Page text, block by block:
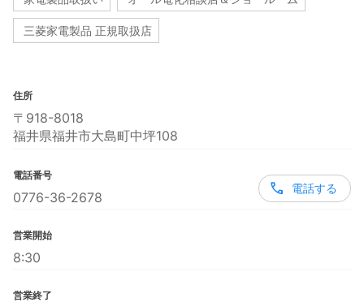
三菱家電製品 正規取扱店
住所
〒918-8018
福井県福井市大島町中坪108
電話番号
0776-36-2678
電話する
営業開始
8:30
営業終了